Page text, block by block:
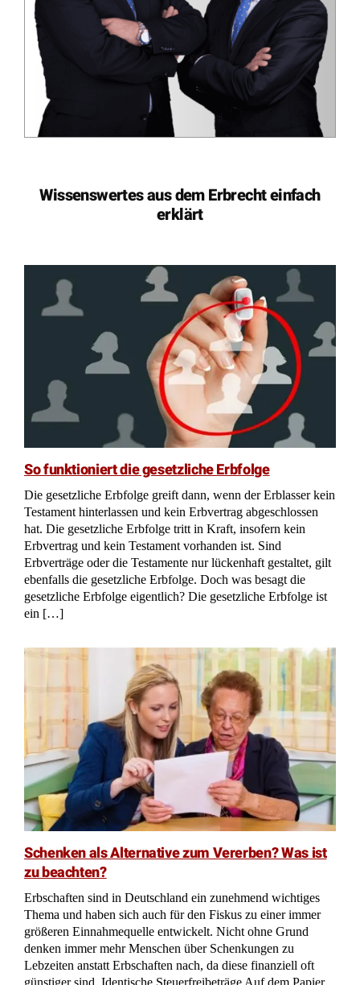
Wissenswertes aus dem Erbrecht einfach
erklärt
So funktioniert die gesetzliche Erbfolge
Die gesetzliche Erbfolge greift dann, wenn der Erblasser kein
Testament hinterlassen und kein Erbvertrag abgeschlossen
hat. Die gesetzliche Erbfolge tritt in Kraft, insofern kein
Erbvertrag und kein Testament vorhanden ist. Sind
Erbverträge oder die Testamente nur lückenhaft gestaltet, gilt
ebenfalls die gesetzliche Erbfolge. Doch was besagt die
gesetzliche Erbfolge eigentlich? Die gesetzliche Erbfolge ist
ein […]
Schenken als Alternative zum Vererben? Was ist
zu beachten?
Erbschaften sind in Deutschland ein zunehmend wichtiges
Thema und haben sich auch für den Fiskus zu einer immer
größeren Einnahmequelle entwickelt. Nicht ohne Grund
denken immer mehr Menschen über Schenkungen zu
Lebzeiten anstatt Erbschaften nach, da diese finanziell oft